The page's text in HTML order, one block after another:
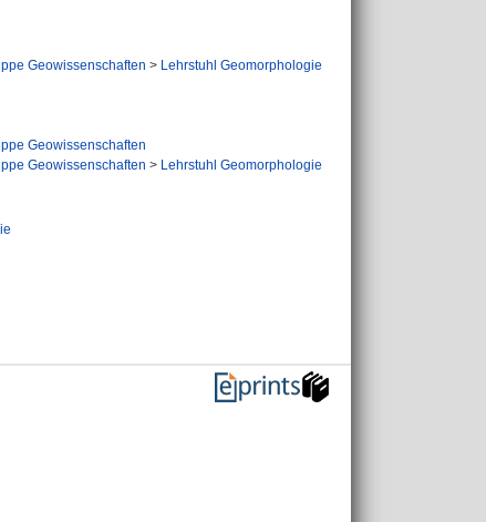
Geowissenschaften > Lehrstuhl Geomorphologie
Geowissenschaften
Geowissenschaften > Lehrstuhl Geomorphologie